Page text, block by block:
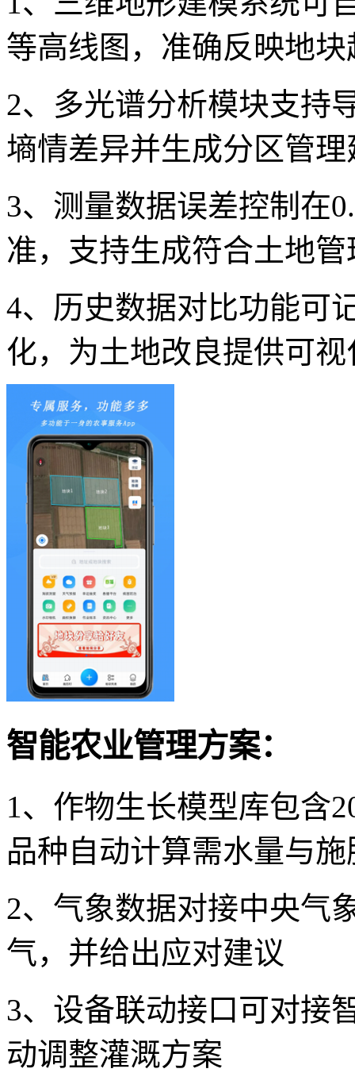
等高线图，准确反映地
2、多光谱分析模块支持
墒情差异并生成分区管理
3、测量数据误差控制在
准，支持生成符合土地
4、历史数据对比功能可
化，为土地改良提供可视
智能农业管理方案：
1、作物生长模型库包含
品种自动计算需水量与施
2、气象数据对接中央气
气，并给出应对建议
3、设备联动接口可对接
动调整灌溉方案